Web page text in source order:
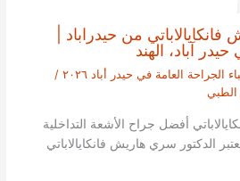
من حيدراباد |
آباد، الهند
الجراحة العامة في حيدر أباد ٢٠٢٦
/
الطبي
أفضل جراح الأشعة التداخلية
الدكتور سري هاريش فانكايالاباتي